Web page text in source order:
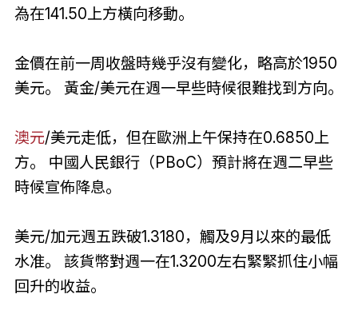
為在141.50上方橫向移動。
金價在前一周收盤時幾乎沒有變化，略高於1950
美元。 黃金/美元在週一早些時候很難找到方向。
澳元/美元走低，但在歐洲上午保持在0.6850上
方。 中國人民銀行（PBoC）預計將在週二早些
時候宣佈降息。
美元/加元週五跌破1.3180，觸及9月以來的最低
水准。 該貨幣對週一在1.3200左右緊緊抓住小幅
回升的收益。